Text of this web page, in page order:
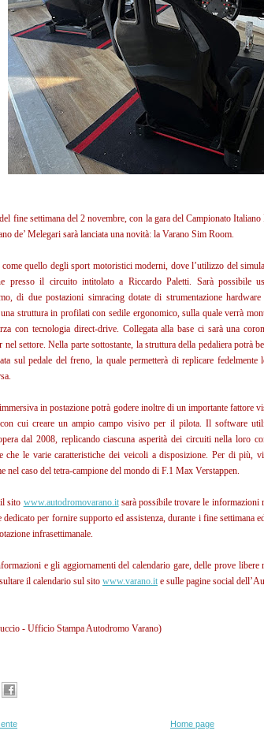
fine settimana del 2 novembre, con la gara del Campionato
de’ Melegari sarà lanciata una novità: la Varano Sim Room.
quello degli sport motoristici moderni, dove l’utilizzo del
presso il circuito intitolato a Riccardo Paletti. Sarà possibile
di due postazioni simracing dotate di strumentazione
struttura in profilati con sedile ergonomico, sulla quale verrà
con tecnologia direct-drive. Collegata alla base ci sarà una
nel settore. Nella parte sottostante, la struttura della pedaliera potrà
sul pedale del freno, la quale permetterà di replicare
immersiva in postazione potrà godere inoltre di un importante fattore
cui creare un ampio campo visivo per il pilota. Il software
dal 2008, replicando ciascuna asperità dei circuiti nella loro
che le varie caratteristiche dei veicoli a disposizione. Per di più,
nel caso del tetra-campione del mondo di F.1 Max Verstappen.
sito www.autodromovarano.itsarà possibile trovare le informazioni
dedicato per fornire supporto ed assistenza, durante i fine settimana
infrasettimanale.
e gli aggiornamenti del calendario gare, delle prove
il calendario sul sito www.varano.it e sulle pagine social
- Ufficio Stampa Autodromo Varano)
Home page